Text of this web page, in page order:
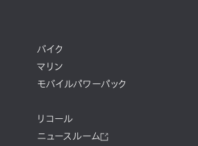
バイク
マリン
モバイルパワーパック
リコール
ニュースルーム